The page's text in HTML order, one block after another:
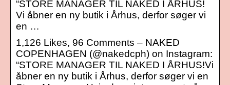
“STORE MANAGER TIL NAKED I ÅRHUS!
Vi åbner en ny butik i Århus, derfor søger vi
en …
1,126 Likes, 96 Comments – NAKED
COPENHAGEN (@nakedcph) on Instagram:
“STORE MANAGER TIL NAKED I ÅRHUS!Vi
åbner en ny butik i Århus, derfor søger vi en